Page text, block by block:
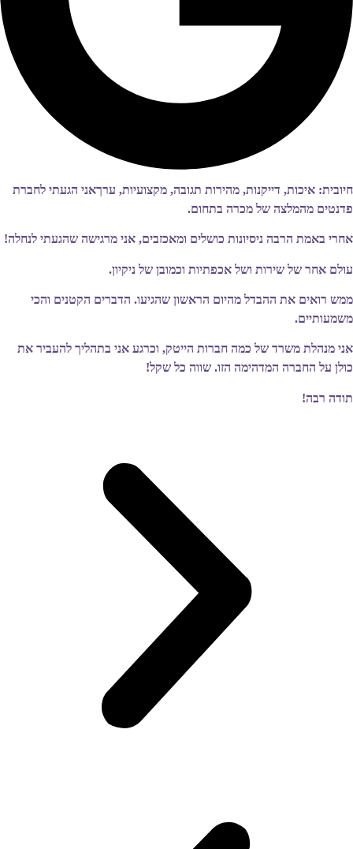
חיובית: איכות, דייקנות, מהירות תגובה, מקצועיות, ערךאני הגעתי לחברת
פדנטים מהמלצה של מכרה בתחום.
אחרי באמת הרבה ניסיונות כושלים ומאכזבים, אני מרגישה שהגעתי לנחלה!
עולם אחר של שירות ושל אכפתיות וכמובן של ניקיון.
ממש רואים את ההבדל מהיום הראשון שהגיעו. הדברים הקטנים והכי
משמעותיים.
אני מנהלת משרד של כמה חברות הייטק, וכרגע אני בתהליך להעביר את
כולן על החברה המדהימה הזו. שווה כל שקל!
תודה רבה!